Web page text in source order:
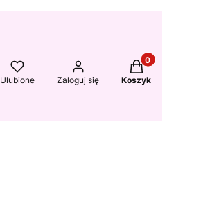
Ulubione Zaloguj się
Produkty w
Koszyk